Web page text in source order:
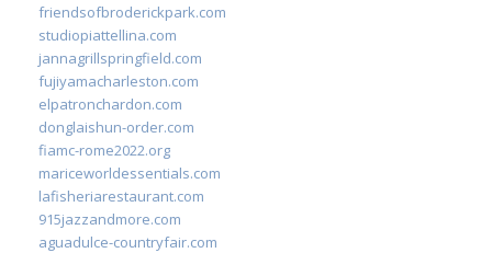
friendsofbroderickpark.com
studiopiattellina.com
jannagrillspringfield.com
fujiyamacharleston.com
elpatronchardon.com
donglaishun-order.com
fiamc-rome2022.org
mariceworldessentials.com
lafisheriarestaurant.com
915jazzandmore.com
aguadulce-countryfair.com